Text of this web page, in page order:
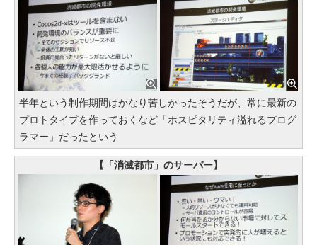
半年という制作期間はかなり苦しかったそうだが、常に最新の
プロトタイプを作っておくなど「ホスピタリティ溢れるプログ
ラマー」だったという
【「消滅都市」のサーバー】